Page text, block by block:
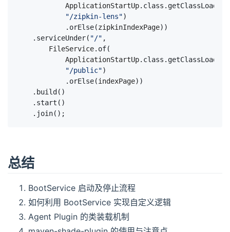
ApplicationStartUp. class . getClassLoader
"/zipkin-lens")
. orElse(zipkinIndexPage))
. serviceUnder( "/" ,
FileService. of(
ApplicationStartUp. class . getClassLoader
"/public")
. orElse(indexPage))
. build ()
. start ()
. join();
总结
BootService 启动及停止流程
如何利用 BootService 实现自定义逻辑
Agent Plugin 的类装载机制